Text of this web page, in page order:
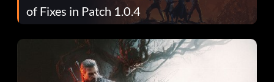
of Fixes in Patch 1.0.4